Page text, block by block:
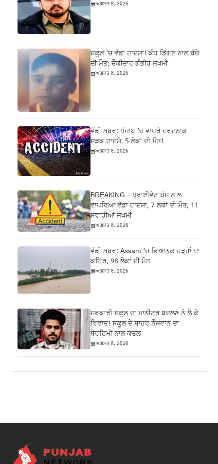
ਅਗਸਤ 8, 2026
ਸਕੂਲ ’ਚ ਵੱਡਾ ਹਾਦਸਾ! ਕੰਧ ਡਿੱਗਣ ਨਾਲ ਬੱਚੇ
ਦੀ ਮੌਤ; ਚੌਕੀਦਾਰ ਗੰਭੀਰ ਜ਼ਖ਼ਮੀ
ਅਗਸਤ 8, 2026
ਵੱਡੀ ਖ਼ਬਰ: ਪੰਜਾਬ ‘ਚ ਵਾਪਰੇ ਦਰਦਨਾਕ
ਸੜਕ ਹਾਦਸੇ, 5 ਲੋਕਾਂ ਦੀ ਮੌਤ!
ਅਗਸਤ 8, 2026
BREAKING – ਪ੍ਰਾਈਵੇਟ ਬੱਸ ਨਾਲ
ਵਾਪਰਿਆ ਵੱਡਾ ਹਾਦਸਾ, 7 ਲੋਕਾਂ ਦੀ ਮੌਤ, 11
ਸਵਾਰੀਆਂ ਜ਼ਖ਼ਮੀ
ਅਗਸਤ 8, 2026
ਵੱਡੀ ਖ਼ਬਰ: Assam ‘ਚ ਭਿਆਨਕ ਹੜ੍ਹਾਂ ਦਾ
ਕਹਿਰ, 98 ਲੋਕਾਂ ਦੀ ਮੌਤ
ਅਗਸਤ 8, 2026
ਸਰਕਾਰੀ ਸਕੂਲ ਦਾ ਮਾਨੀਟਰ ਬਦਲਣ ਨੂੰ ਲੈ ਕੇ
ਵਿਵਾਦ! ਸਕੂਲ ਦੇ ਬਾਹਰ ਨੌਜਵਾਨ ਦਾ
ਬੇਰਹਿਮੀ ਨਾਲ ਕਤਲ
ਅਗਸਤ 8, 2026